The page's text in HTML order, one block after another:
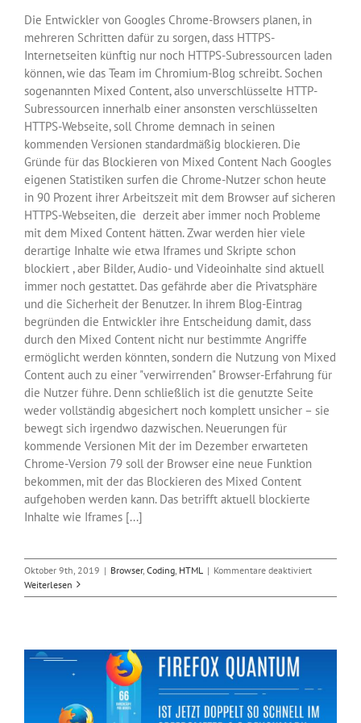
Die Entwickler von Googles Chrome-Browsers planen, in
mehreren Schritten dafür zu sorgen, dass HTTPS-
Internetseiten künftig nur noch HTTPS-Subressourcen laden
können, wie das Team im Chromium-Blog schreibt. Sochen
sogenannten Mixed Content, also unverschlüsselte HTTP-
Subressourcen innerhalb einer ansonsten verschlüsselten
HTTPS-Webseite, soll Chrome demnach in seinen
kommenden Versionen standardmäßig blockieren. Die
Gründe für das Blockieren von Mixed Content Nach Googles
eigenen Statistiken surfen die Chrome-Nutzer schon heute
in 90 Prozent ihrer Arbeitszeit mit dem Browser auf sicheren
HTTPS-Webseiten, die derzeit aber immer noch Probleme
mit dem Mixed Content hätten. Zwar werden hier viele
derartige Inhalte wie etwa Iframes und Skripte schon
blockiert , aber Bilder, Audio- und Videoinhalte sind aktuell
immer noch gestattet. Das gefährde aber die Privatsphäre
und die Sicherheit der Benutzer. In ihrem Blog-Eintrag
begründen die Entwickler ihre Entscheidung damit, dass
durch den Mixed Content nicht nur bestimmte Angriffe
ermöglicht werden könnten, sondern die Nutzung von Mixed
Content auch zu einer "verwirrenden" Browser-Erfahrung für
die Nutzer führe. Denn schließlich ist die genutzte Seite
weder vollständig abgesichert noch komplett unsicher – sie
bewegt sich irgendwo dazwischen. Neuerungen für
kommende Versionen Mit der im Dezember erwarteten
Chrome-Version 79 soll der Browser eine neue Funktion
bekommen, mit der das Blockieren des Mixed Content
aufgehoben werden kann. Das betrifft aktuell blockierte
Inhalte wie Iframes [...]
Oktober 9th, 2019 | Browser, Coding HTML | Kommentare deaktiviertfür
Chrome
Weiterlesen